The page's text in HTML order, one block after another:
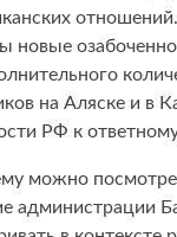
новые
на Аляске и в
РФ к
можно
администрации